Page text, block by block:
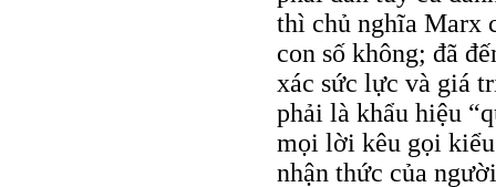
thì chủ nghĩa Marx
con số không; đã
xác sức lực và giá
phải là khẩu hiệu
mọi lời kêu gọi
nhận thức của